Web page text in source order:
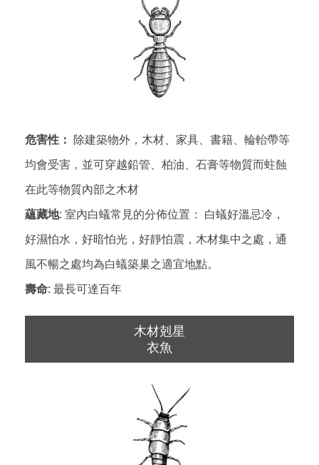
危害性： 除建築物外，木材、家具、書籍、輪軩帶等
均會受害，並可穿越鉛管、柏油、石膏等物質而蛀蝕
在此等物質內部之木材
蘊藏地: 室內白蟻常見的分佈位置： 白蟻好溫忌冷，
好濕怕水，好暗怕光，好靜怕震，木材集中之處，通
風不暢之處均為白蟻築巢之適宜地點。
壽命: 最長可達百年
木材剋星
衣魚